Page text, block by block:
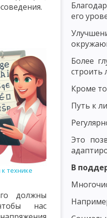
ОБЪЕКТ И
КАК КАТЕГОРИИ ДИДАКТИКИ
УЧЕБНАЯ
ПРОБЛЕМЫ
ПРОЦЕССА СТРУКТУРА
КОМПОНЕНТ УЧЕБНОГО
КОМПОНЕНТ УЧЕБНОГО
ПРОЦЕССА СИСТЕМЫ ОБУЧЕНИЯ
ФУНКЦИЯ УЧЕБНОГО
СИСТЕМЫ
ПРОГРАММИРОВАНИЕ.
технике
должны
нас
его
Более
строить
Кроме
Путь к
Это
В